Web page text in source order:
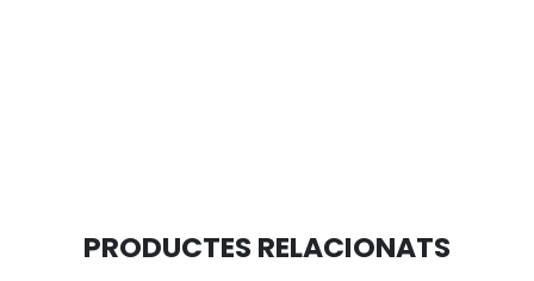
PRODUCTES RELACIONATS